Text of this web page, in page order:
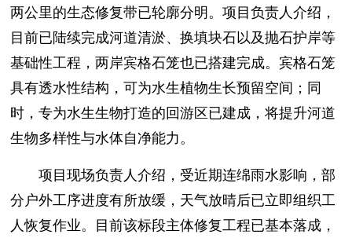
两公里的生态修复带已轮廓分明。项目负责人介绍，
目前已陆续完成河道清淤、换填块石以及抛石护岸等
基础性工程，两岸宾格石笼也已搭建完成。宾格石笼
具有透水性结构，可为水生植物生长预留空间；同
时，专为水生生物打造的回游区已建成，将提升河道
生物多样性与水体自净能力。
项目现场负责人介绍，受近期连绵雨水影响，部
分户外工序进度有所放缓，天气放晴后已立即组织工
人恢复作业。目前该标段主体修复工程已基本落成，